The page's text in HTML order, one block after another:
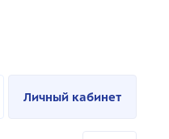
Личный кабинет